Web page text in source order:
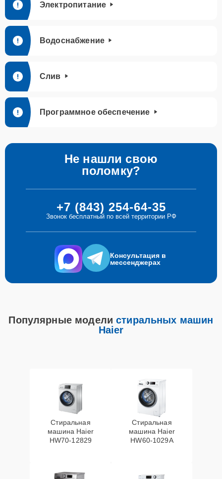
Электропитание
Водоснабжение
Слив
Программное обеспечение
Не нашли свою
поломку?
+7 (843) 254-64-35
Звонок бесплатный по всей территории РФ
Консультация в
мессенджерах
Популярные моделистиральных машин
Haier
Стиральная
машина Haier
HW70-12829
Стиральная
машина Haier
HW60-1029A